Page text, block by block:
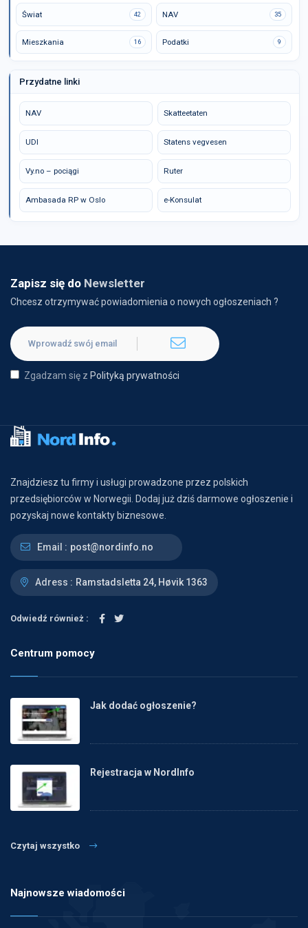
Świat 42 NAV 35
Mieszkania 16 Podatki 9
Przydatne linki
NAV Skatteetaten
UDI Statens vegvesen
Vy.no – pociągi Ruter
Ambasada RP w Oslo e-Konsulat
Zapisz się do Newsletter
Chcesz otrzymywać powiadomienia o nowych ogłoszeniach ?
Zgadzam się z Polityką prywatności
Znajdziesz tu firmy i usługi prowadzone przez polskich
przedsiębiorców w Norwegii. Dodaj już dziś darmowe ogłoszenie i
pozyskaj nowe kontakty biznesowe.
Email : post@nordinfo.no
Adress : Ramstadsletta 24, Høvik 1363
Odwiedź również :
Centrum pomocy
Jak dodać ogłoszenie?
Rejestracja w NordInfo
Czytaj wszystko
Najnowsze wiadomości